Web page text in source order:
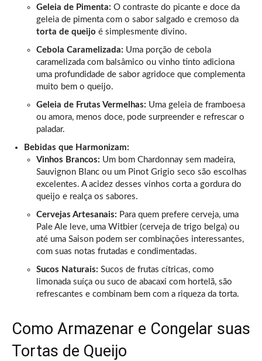
Geleia de Pimenta: O contraste do picante e doce da
geleia de pimenta com o sabor salgado e cremoso da
torta de queijo é simplesmente divino.
Cebola Caramelizada: Uma porção de cebola
caramelizada com balsâmico ou vinho tinto adiciona
uma profundidade de sabor agridoce que complementa
muito bem o queijo.
Geleia de Frutas Vermelhas: Uma geleia de framboesa
ou amora, menos doce, pode surpreender e refrescar o
paladar.
Bebidas que Harmonizam:
Vinhos Brancos: Um bom Chardonnay sem madeira,
Sauvignon Blanc ou um Pinot Grigio seco são escolhas
excelentes. A acidez desses vinhos corta a gordura do
queijo e realça os sabores.
Cervejas Artesanais: Para quem prefere cerveja, uma
Pale Ale leve, uma Witbier (cerveja de trigo belga) ou
até uma Saison podem ser combinações interessantes,
com suas notas frutadas e condimentadas.
Sucos Naturais: Sucos de frutas cítricas, como
limonada suíça ou suco de abacaxi com hortelã, são
refrescantes e combinam bem com a riqueza da torta.
Como Armazenar e Congelar suas
Tortas de Queijo